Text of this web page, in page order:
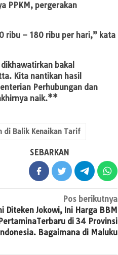
PPKM, pergerakan
ribu – 180 ribu per hari,” kata
bakal
Kita nantikan hasil
Perhubungan dan
naik.**
di Balik Kenaikan Tarif
SEBARKAN
Pos berikutnya
Diteken Jokowi, Ini Harga BBM
PertaminaTerbaru di 34 Provinsi
Indonesia. Bagaimana di Maluku